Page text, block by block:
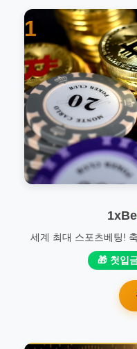
1
세계 최대 스포츠베팅!
🎁 첫입